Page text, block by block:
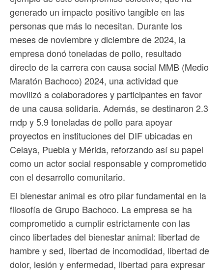
generado un impacto positivo tangible en las
personas que más lo necesitan. Durante los
meses de noviembre y diciembre de 2024, la
empresa donó toneladas de pollo, resultado
directo de la carrera con causa social MMB (Medio
Maratón Bachoco) 2024, una actividad que
movilizó a colaboradores y participantes en favor
de una causa solidaria. Además, se destinaron 2.3
mdp y 5.9 toneladas de pollo para apoyar
proyectos en instituciones del DIF ubicadas en
Celaya, Puebla y Mérida, reforzando así su papel
como un actor social responsable y comprometido
con el desarrollo comunitario.
El bienestar animal es otro pilar fundamental en la
filosofía de Grupo Bachoco. La empresa se ha
comprometido a cumplir estrictamente con las
cinco libertades del bienestar animal: libertad de
hambre y sed, libertad de incomodidad, libertad de
dolor, lesión y enfermedad, libertad para expresar